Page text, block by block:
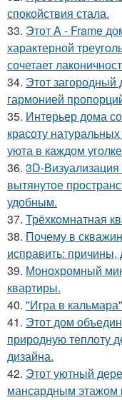
спокойствия стала.
33. Этот A - Frame
характерной
сочетает
34. Этот загородный
гармонией
35. Интерьер дома
красоту
уюта в каждом
36. 3D-
вытянутое
удобным.
37. Трёхкомнатная
38. Почему в
исправить: причины,
39. Монохромный
квартиры.
40. "Игра в
41. Этот дом
природную теплоту
дизайна.
42. Этот уютный
мансардным этажом